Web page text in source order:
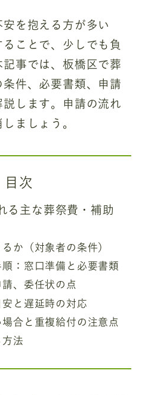
を抱える方が多い
ことで、少しでも負
事では、板橋区で葬
件、必要書類、申請
します。申請の流れ
ましょう。
目次
る主な葬祭費・補助
か（対象者の条件）
：窓口準備と必要書類
、委任状の点
と遅延時の対応
合と重複給付の注意点
法